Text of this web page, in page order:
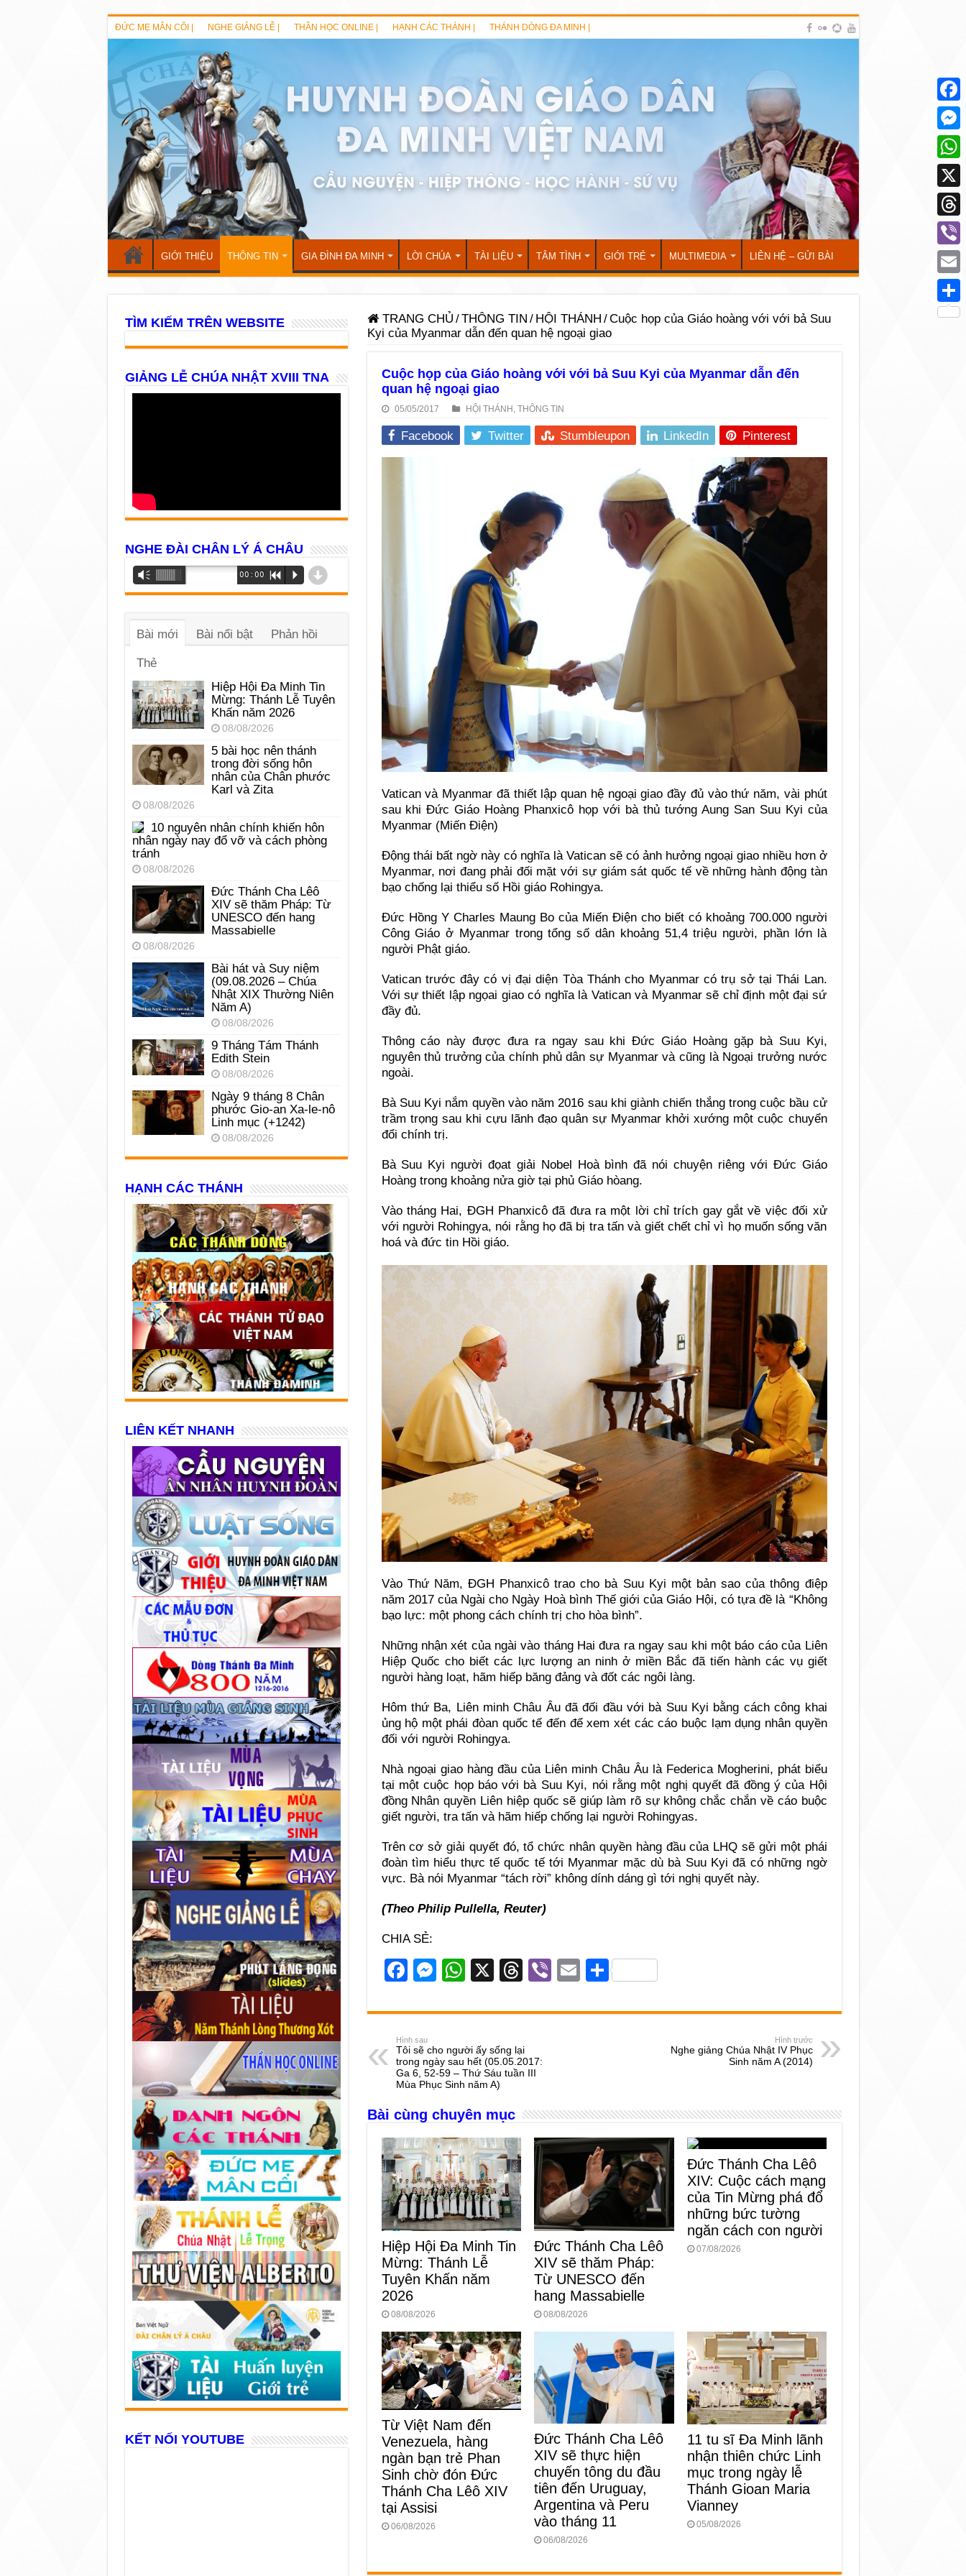
ĐỨC MẸ MÂN CÔI | NGHE GIẢNG LỄ | THẦN HỌC ONLINE | HẠNH CÁC THÁNH | THÁNH DÒNG ĐA MINH |
GIỚI THIỆU THÔNG TIN GIA ĐÌNH ĐA MINH LỜI CHÚA TÀI LIỆU TÂM TÌNH GIỚI TRẺ MULTIMEDIA LIÊN HỆ – GỬI BÀI
TRANG CHỦ /THÔNG TIN / HỘI THÁNH /Cuộc họp của Giáo hoàng với với bả Suu
Kyi của Myanmar dẫn đến quan hệ ngoại giao
Cuộc họp của Giáo hoàng với với bả Suu Kyi của Myanmar dẫn đến
quan hệ ngoại giao
05/05/2017 HỘI THÁNH , THÔNG TIN
Facebook Twitter Stumbleupon LinkedIn Pinterest
Vatican và Myanmar đã thiết lập quan hệ ngoại giao đầy đủ vào thứ năm, vài phút
sau khi Đức Giáo Hoàng Phanxicô họp với bà thủ tướng Aung San Suu Kyi của
Myanmar (Miến Điện)
Động thái bất ngờ này có nghĩa là Vatican sẽ có ảnh hưởng ngoại giao nhiều hơn ở
Myanmar, nơi đang phải đối mặt với sự giám sát quốc tế về những hành động tàn
bạo chống lại thiểu số Hồi giáo Rohingya.
Đức Hồng Y Charles Maung Bo của Miến Điện cho biết có khoảng 700.000 người
Công Giáo ở Myanmar trong tổng số dân khoảng 51,4 triệu người, phần lớn là
người Phật giáo.
Vatican trước đây có vị đại diện Tòa Thánh cho Myanmar có trụ sở tại Thái Lan.
Với sự thiết lập ngọai giao có nghĩa là Vatican và Myanmar sẽ chỉ định một đại sứ
đầy đủ.
Thông cáo này được đưa ra ngay sau khi Đức Giáo Hoàng gặp bà Suu Kyi,
nguyên thủ trưởng của chính phủ dân sự Myanmar và cũng là Ngoại trưởng nước
ngoài.
Bà Suu Kyi nắm quyền vào năm 2016 sau khi giành chiến thắng trong cuộc bầu cử
trầm trọng sau khi cựu lãnh đạo quân sự Myanmar khởi xướng một cuộc chuyển
đổi chính trị.
Bà Suu Kyi người đọat giải Nobel Hoà bình đã nói chuyện riêng với Đức Giáo
Hoàng trong khoảng nửa giờ tại phủ Giáo hòang.
Vào tháng Hai, ĐGH Phanxicô đã đưa ra một lời chỉ trích gay gắt về việc đối xử
với người Rohingya, nói rằng họ đã bị tra tấn và giết chết chỉ vì họ muốn sống văn
hoá và đức tin Hồi giáo.
Vào Thứ Năm, ĐGH Phanxicô trao cho bà Suu Kyi một bản sao của thông điệp
năm 2017 của Ngài cho Ngày Hoà bình Thế giới của Giáo Hội, có tựa đề là “Không
bạo lực: một phong cách chính trị cho hòa bình”.
Những nhận xét của ngài vào tháng Hai đưa ra ngay sau khi một báo cáo của Liên
Hiệp Quốc cho biết các lực lượng an ninh ở miền Bắc đã tiến hành các vụ giết
người hàng loạt, hãm hiếp băng đảng và đốt các ngôi làng.
Hôm thứ Ba, Liên minh Châu Âu đã đối đầu với bà Suu Kyi bằng cách công khai
ủng hộ một phái đòan quốc tế đến để xem xét các cáo buộc lạm dụng nhân quyền
đối với người Rohingya.
Nhà ngoại giao hàng đầu của Liên minh Châu Âu là Federica Mogherini, phát biểu
tại một cuộc họp báo với bà Suu Kyi, nói rằng một nghị quyết đã đồng ý của Hội
đồng Nhân quyền Liên hiệp quốc sẽ giúp làm rõ sự không chắc chắn về cáo buộc
giết người, tra tấn và hãm hiếp chống lại người Rohingyas.
Trên cơ sở giải quyết đó, tổ chức nhân quyền hàng đầu của LHQ sẽ gửi một phái
đoàn tìm hiểu thực tế quốc tế tới Myanmar mặc dù bà Suu Kyi đã có những ngờ
vực. Bà nói Myanmar “tách rời” không dính dáng gì tới nghị quyết này.
(Theo Philip Pullella, Reuter)
CHIA SẺ:
F
c
e
b
o
o
k
M
ss
n
g
er
W
at
s
A
p
p
X
T
e
a
d
s
Vi
er
E
ail
S
ar
Hình sau
Tôi sẽ cho người ấy sống lại
trong ngày sau hết (05.05.2017:
Ga 6, 52-59 – Thứ Sáu tuần III
Mùa Phục Sinh năm A)
Hình trước
Nghe giảng Chúa Nhật IV Phục
Sinh năm A (2014)
Bài cùng chuyên mục
Hiệp Hội Đa Minh Tin
Mừng: Thánh Lễ
Tuyên Khấn năm
2026
08/08/2026
Đức Thánh Cha Lêô
XIV sẽ thăm Pháp:
Từ UNESCO đến
hang Massabielle
08/08/2026
Đức Thánh Cha Lêô
XIV: Cuộc cách mạng
của Tin Mừng phá đổ
những bức tường
ngăn cách con người
07/08/2026
Từ Việt Nam đến
Venezuela, hàng
ngàn bạn trẻ Phan
Sinh chờ đón Đức
Thánh Cha Lêô XIV
tại Assisi
06/08/2026
Đức Thánh Cha Lêô
XIV sẽ thực hiện
chuyến tông du đầu
tiên đến Uruguay,
Argentina và Peru
vào tháng 11
06/08/2026
11 tu sĩ Đa Minh lãnh
nhận thiên chức Linh
mục trong ngày lễ
Thánh Gioan Maria
Vianney
05/08/2026
TÌM KIẾM TRÊN WEBSITE
GIẢNG LỄ CHÚA NHẬT XVIII TNA
NGHE ĐÀI CHÂN LÝ Á CHÂU
Trình
phát
âm
Vm 00:00 R P d
Bài mới Bài nổi bật Phản hồi
Thẻ
Hiệp Hội Đa Minh Tin
Mừng: Thánh Lễ Tuyên
Khấn năm 2026
08/08/2026
5 bài học nên thánh
trong đời sống hôn
nhân của Chân phước
Karl và Zita
08/08/2026
10 nguyên nhân chính khiến hôn
nhân ngày nay đổ vỡ và cách phòng
tránh
08/08/2026
Đức Thánh Cha Lêô
XIV sẽ thăm Pháp: Từ
UNESCO đến hang
Massabielle
08/08/2026
Bài hát và Suy niệm
(09.08.2026 – Chúa
Nhật XIX Thường Niên
Năm A)
08/08/2026
9 Tháng Tám Thánh
Edith Stein
08/08/2026
Ngày 9 tháng 8 Chân
phước Gio-an Xa-le-nô
Linh mục (+1242)
08/08/2026
HẠNH CÁC THÁNH
LIÊN KẾT NHANH
KẾT NỐI YOUTUBE
X
Viber